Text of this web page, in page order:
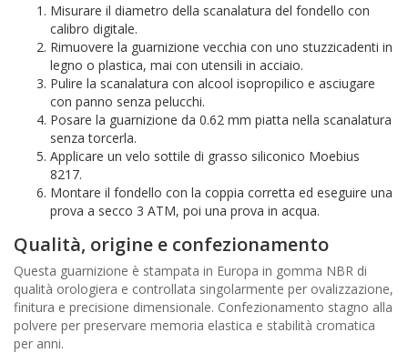
Misurare il diametro della scanalatura del fondello con
calibro digitale.
Rimuovere la guarnizione vecchia con uno stuzzicadenti in
legno o plastica, mai con utensili in acciaio.
Pulire la scanalatura con alcool isopropilico e asciugare
con panno senza pelucchi.
Posare la guarnizione da 0.62 mm piatta nella scanalatura
senza torcerla.
Applicare un velo sottile di grasso siliconico Moebius
8217.
Montare il fondello con la coppia corretta ed eseguire una
prova a secco 3 ATM, poi una prova in acqua.
Qualità, origine e confezionamento
Questa guarnizione è stampata in Europa in gomma NBR di
qualità orologiera e controllata singolarmente per ovalizzazione,
finitura e precisione dimensionale. Confezionamento stagno alla
polvere per preservare memoria elastica e stabilità cromatica
per anni.